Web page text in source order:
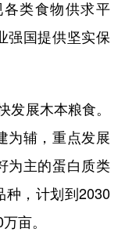
类食物供求平
强国提供坚实保
展木本粮食。
为辅，重点发展
为主的蛋白质类
种，计划到2030
亩。